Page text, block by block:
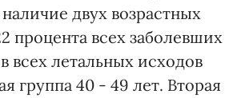
двух возрастных
процента всех заболевших
всех летальных исходов
группа 40 - 49 лет. Вторая